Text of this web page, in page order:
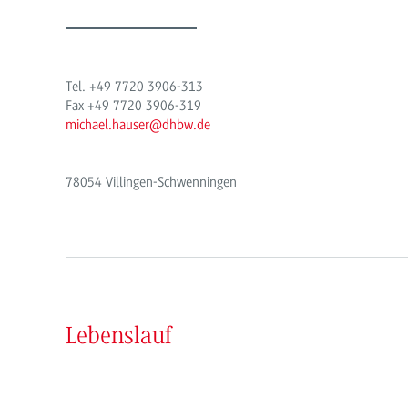
Tel. +49 7720 3906-313
Fax +49 7720 3906-319
michael.hauser@dhbw.de
78054 Villingen-Schwenningen
Lebenslauf